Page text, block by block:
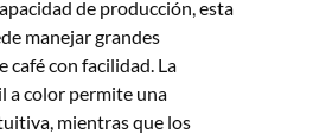
de producción, esta
manejar grandes
café con facilidad. La
a color permite una
mientras que los